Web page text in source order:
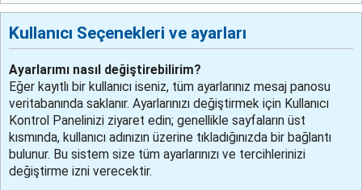
Kullanıcı Seçenekleri ve ayarları
Ayarlarımı nasıl değiştirebilirim?
Eğer kayıtlı bir kullanıcı iseniz, tüm ayarlarınız mesaj panosu
veritabanında saklanır. Ayarlarınızı değiştirmek için Kullanıcı
Kontrol Panelinizi ziyaret edin; genellikle sayfaların üst
kısmında, kullanıcı adınızın üzerine tıkladığınızda bir bağlantı
bulunur. Bu sistem size tüm ayarlarınızı ve tercihlerinizi
değiştirme izni verecektir.